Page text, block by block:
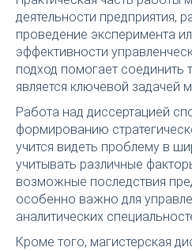
деятельности предприятия,
проведение эксперимента
эффективности
подход помогает соединить
является ключевой задачей
Работа над диссертацией
формированию
учится видеть проблему в
учитывать различные
возможные последствия
особенно важно для
аналитических
Кроме того, магистерская